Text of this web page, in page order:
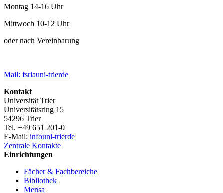
Montag 14-16 Uhr
Mittwoch 10-12 Uhr
oder nach Vereinbarung
Mail: fsrlauni-trierde
Kontakt
Universität Trier
Universitätsring 15
54296 Trier
Tel. +49 651 201-0
E-Mail: infouni-trierde
Zentrale Kontakte
Einrichtungen
Fächer & Fachbereiche
Bibliothek
Mensa